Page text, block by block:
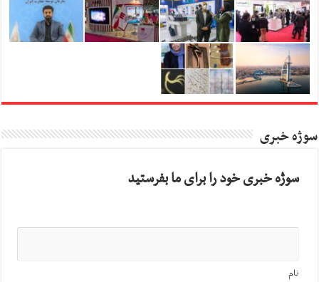
سوژه خبری
سوژه خبری خود را برای ما بفرستید
نام